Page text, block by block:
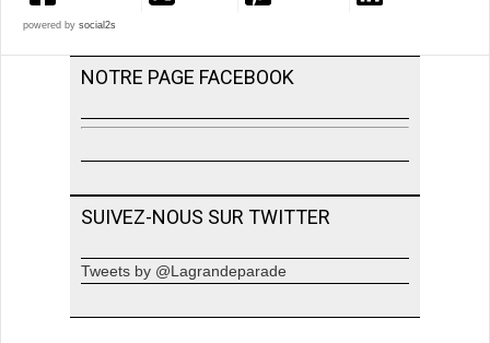
powered by social2s
NOTRE PAGE FACEBOOK
SUIVEZ-NOUS SUR TWITTER
Tweets by @Lagrandeparade